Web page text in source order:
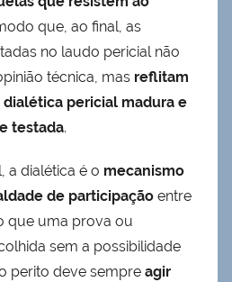
que, ao final, as
no laudo pericial não
técnica, mas reflitam
pericial madura e
testada.
a dialética é o mecanismo
de participação entre
que uma prova ou
sem a possibilidade
perito deve sempre agir